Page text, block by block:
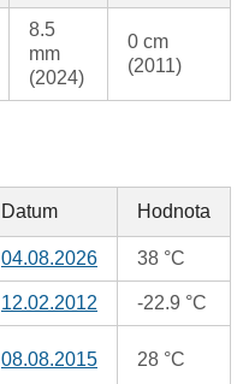
8.5
mm
(2024)
0 cm
(2011)
Datum Hodnota
04.08.2026 38 °C
12.02.2012 -22.9 °C
08.08.2015 28 °C